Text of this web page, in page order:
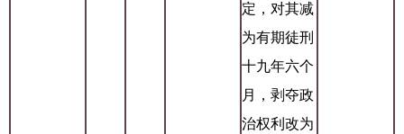
定，对其减
为有期徒刑
十九年六个
月，剥夺政
治权利改为